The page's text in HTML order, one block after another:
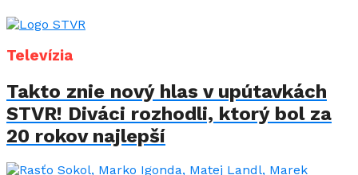
Televízia
Takto znie nový hlas v upútavkách
STVR! Diváci rozhodli, ktorý bol za
20 rokov najlepší